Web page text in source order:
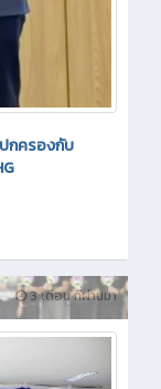
กครองกับ
3 เดือน ที่ผ่านมา